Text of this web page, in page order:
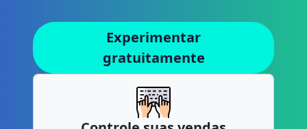
Experimentar
gratuitamente